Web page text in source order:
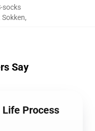
socks
Sokken,
Say
Process